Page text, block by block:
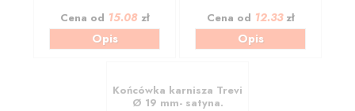
Cena od 15.08zł
Opis
Cena od 12.33zł
Opis
Końcówka karnisza Trevi
Ø 19 mm- satyna.